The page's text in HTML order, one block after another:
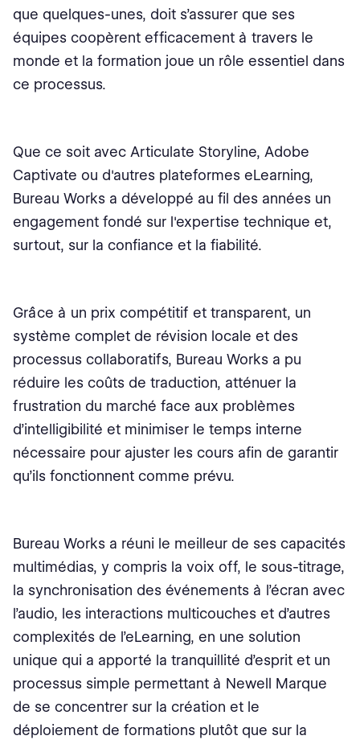
que quelques-unes, doit s’assurer que ses
équipes coopèrent efficacement à travers le
monde et la formation joue un rôle essentiel dans
ce processus.
Que ce soit avec Articulate Storyline, Adobe
Captivate ou d'autres plateformes eLearning,
Bureau Works a développé au fil des années un
engagement fondé sur l'expertise technique et,
surtout, sur la confiance et la fiabilité.
Grâce à un prix compétitif et transparent, un
système complet de révision locale et des
processus collaboratifs, Bureau Works a pu
réduire les coûts de traduction, atténuer la
frustration du marché face aux problèmes
d’intelligibilité et minimiser le temps interne
nécessaire pour ajuster les cours afin de garantir
qu’ils fonctionnent comme prévu.
Bureau Works a réuni le meilleur de ses capacités
multimédias, y compris la voix off, le sous-titrage,
la synchronisation des événements à l’écran avec
l’audio, les interactions multicouches et d’autres
complexités de l’eLearning, en une solution
unique qui a apporté la tranquillité d’esprit et un
processus simple permettant à Newell Marque
de se concentrer sur la création et le
déploiement de formations plutôt que sur la